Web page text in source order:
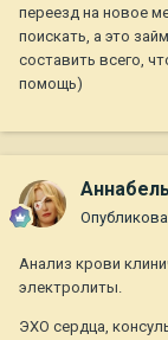
переезд на новое
поискать, а это
составить всего,
помощь)
Анализ крови
электролиты.
ЭХО сердца,